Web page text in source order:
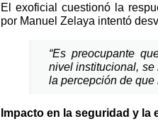
El exoficial cuestionó la
por Manuel Zelaya intentó
“Es preocupante
nivel institucional, se
la percepción de que
Impacto en la seguridad y la